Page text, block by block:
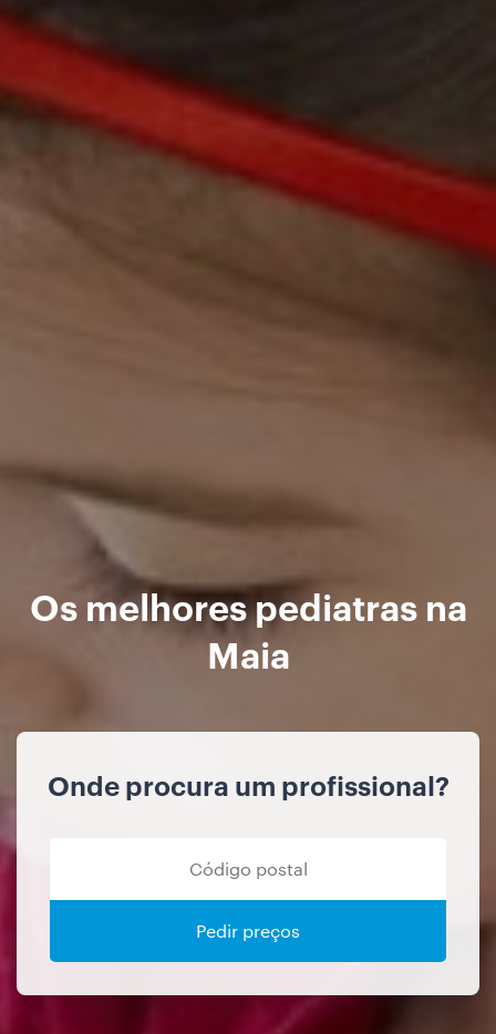
Os melhores pediatras na
Maia
Onde procura um profissional?
Pedir preços